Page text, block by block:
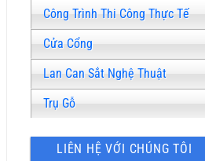
Công Trình Thi Công Thực Tế
Cửa Cổng
Lan Can Sắt Nghệ Thuật
Trụ Gỗ
LIÊN HỆ VỚI CHÚNG TÔI